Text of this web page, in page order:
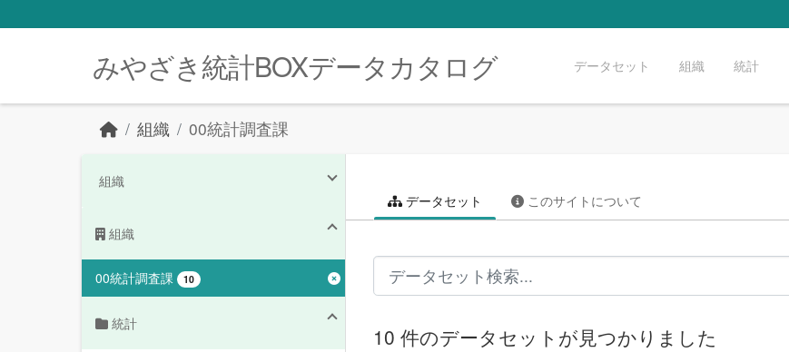
みやざき統計BOXデータカタログ データセット 組織 統計
組織 00統計調査課
組織
組織
00統計調査課 10
統計
データセット このサイトについて
10 件のデータセットが見つかりました